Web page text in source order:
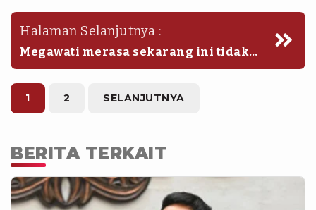
Halaman Selanjutnya :
Megawati merasa sekarang ini tidak
ada tempat seperti Taman Ismail
Marzuki (TIM) sebagai sekolah seni. Dia
menilai kegunaan TIM saat ini sudah
bergeser.
1 2 SELANJUTNYA
BERITA TERKAIT